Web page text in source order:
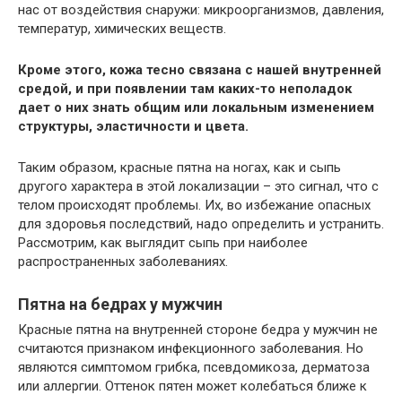
нас от воздействия снаружи: микроорганизмов, давления,
температур, химических веществ.
Кроме этого, кожа тесно связана с нашей внутренней
средой, и при появлении там каких-то неполадок
дает о них знать общим или локальным изменением
структуры, эластичности и цвета.
Таким образом, красные пятна на ногах, как и сыпь
другого характера в этой локализации – это сигнал, что с
телом происходят проблемы. Их, во избежание опасных
для здоровья последствий, надо определить и устранить.
Рассмотрим, как выглядит сыпь при наиболее
распространенных заболеваниях.
Пятна на бедрах у мужчин
Красные пятна на внутренней стороне бедра у мужчин не
считаются признаком инфекционного заболевания. Но
являются симптомом грибка, псевдомикоза, дерматоза
или аллергии. Оттенок пятен может колебаться ближе к